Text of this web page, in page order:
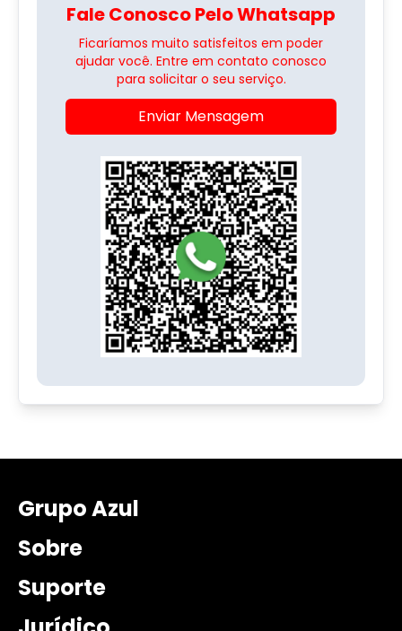
Fale Conosco Pelo Whatsapp
Ficaríamos muito satisfeitos em poder
ajudar você. Entre em contato conosco
para solicitar o seu serviço.
Enviar Mensagem
Grupo Azul
Sobre
Suporte